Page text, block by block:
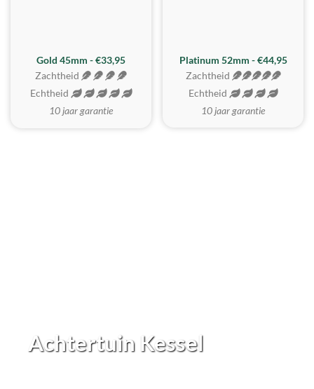
REALISTISCH
Gold 45mm - €33,95
Zachtheid
Echtheid
10 jaar garantie
ZACHTSTE
Platinum 52mm - €44,95
Zachtheid
Echtheid
10 jaar garantie
Achtertuin Kessel